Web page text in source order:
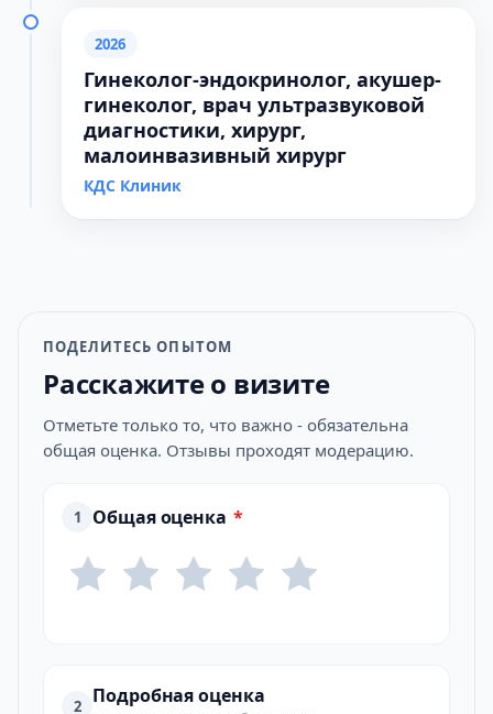
2026
Гинеколог-эндокринолог, акушер-
гинеколог, врач ультразвуковой
диагностики, хирург,
малоинвазивный хирург
КДС Клиник
ПОДЕЛИТЕСЬ ОПЫТОМ
Расскажите о визите
Отметьте только то, что важно - обязательна
общая оценка. Отзывы проходят модерацию.
1 Общая оценка *
2 Подробная оценка